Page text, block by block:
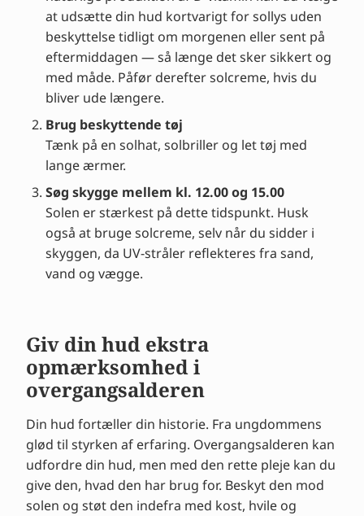
at udsætte din hud kortvarigt for sollys uden
beskyttelse tidligt om morgenen eller sent på
eftermiddagen — så længe det sker sikkert og
med måde. Påfør derefter solcreme, hvis du
bliver ude længere.
Brug beskyttende tøj
Tænk på en solhat, solbriller og let tøj med
lange ærmer.
Søg skygge mellem kl. 12.00 og 15.00
Solen er stærkest på dette tidspunkt. Husk
også at bruge solcreme, selv når du sidder i
skyggen, da UV-stråler reflekteres fra sand,
vand og vægge.
Giv din hud ekstra
opmærksomhed i
overgangsalderen
Din hud fortæller din historie. Fra ungdommens
glød til styrken af erfaring. Overgangsalderen kan
udfordre din hud, men med den rette pleje kan du
give den, hvad den har brug for. Beskyt den mod
solen og støt den indefra med kost, hvile og